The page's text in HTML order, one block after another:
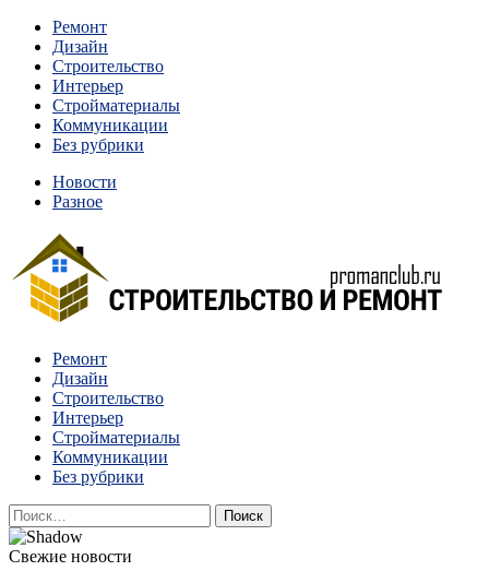
Перейти
содержимому
Ремонт
Дизайн
Строительство
Интерьер
Стройматериалы
Коммуникации
Без рубрики
Новости
Разное
Строительство и ремонт
Квартиры и дома, в которых живут разные люди, очень
отличаются между собой.
Ремонт
Дизайн
Строительство
Интерьер
Стройматериалы
Коммуникации
Без рубрики
Найти:
Свежие новости